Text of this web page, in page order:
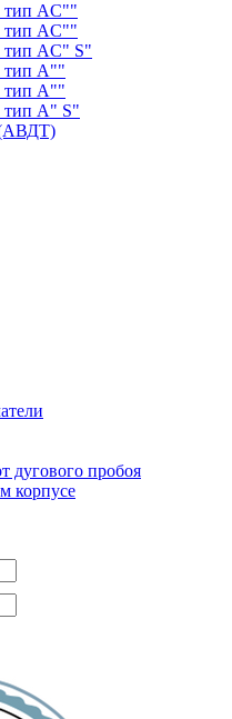
тип АC""
тип АC""
АC" S"
тип А""
тип А""
тип А" S"
дугового пробоя
корпусе